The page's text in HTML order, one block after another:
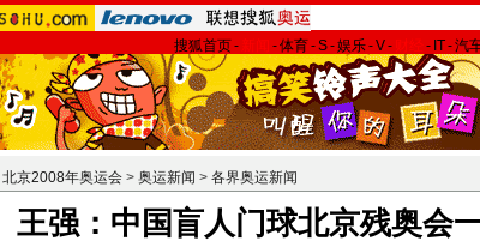
搜狐首页- -体育-S-娱乐-V- 财经 - IT-汽
北京2008年奥运会 > 奥运新闻 > 各界奥运新闻
王强：中国盲人门球北京残奥会